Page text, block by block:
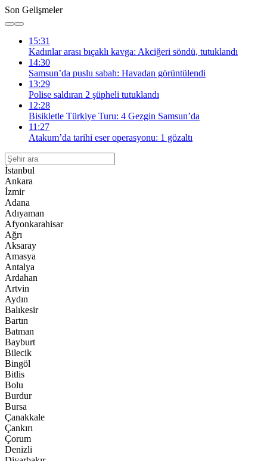
Son Gelişmeler
15:31
Kadınlar arası bıçaklı kavga: Akciğeri söndü, tutuklandı
14:30
Samsun’da puslu sabah: Havadan görüntülendi
13:29
Polise saldıran 2 şüpheli tutuklandı
12:28
Bisikletle Türkiye Turu: 4 Gezgin Samsun’da
11:27
Atakum’da tarihi eser operasyonu: 1 gözaltı
İstanbul
Ankara
İzmir
Adana
Adıyaman
Afyonkarahisar
Ağrı
Aksaray
Amasya
Antalya
Ardahan
Artvin
Aydın
Balıkesir
Bartın
Batman
Bayburt
Bilecik
Bingöl
Bitlis
Bolu
Burdur
Bursa
Çanakkale
Çankırı
Çorum
Denizli